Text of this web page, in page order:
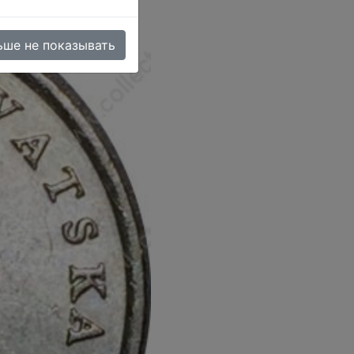
не показывать